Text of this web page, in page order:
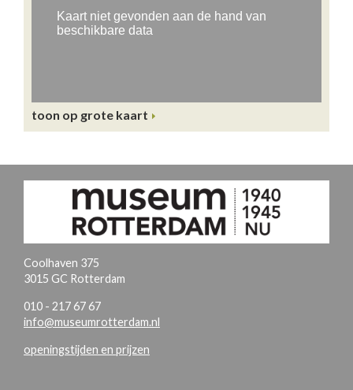
toon op grote kaart
Coolhaven 375
3015 GC Rotterdam
010 - 217 67 67
info@museumrotterdam.nl
openingstijden en prijzen